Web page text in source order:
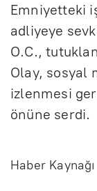
Emniyetteki
adliyeye
O.C.,
Olay, sosyal
izlenmesi
önüne serdi.
Haber